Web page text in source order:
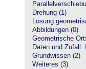
Drehung (1)
Lösung
Abbildungen (0)
Geometrische
Daten und Zufall:
Grundwissen (2)
Weiteres (3)